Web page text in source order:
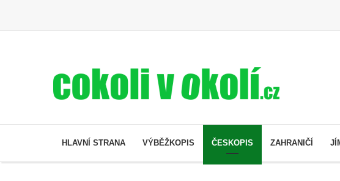
HLAVNÍ STRANA VÝBĚŽKOPIS ČESKOPIS ZAHRANIČÍ